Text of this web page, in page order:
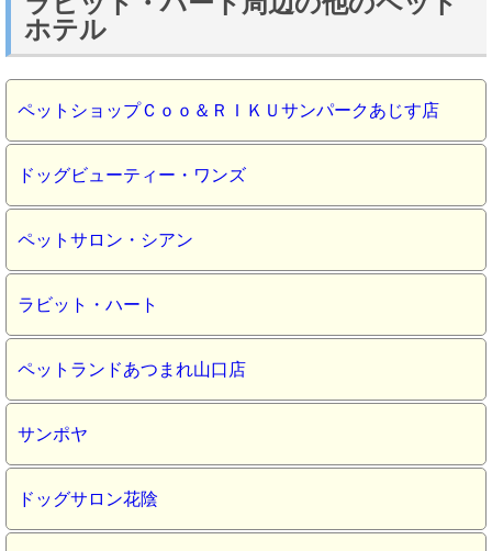
ホテル
ペットショップＣｏｏ＆ＲＩＫＵサンパークあじす店
ドッグビューティー・ワンズ
ペットサロン・シアン
ラビット・ハート
ペットランドあつまれ山口店
サンポヤ
ドッグサロン花陰